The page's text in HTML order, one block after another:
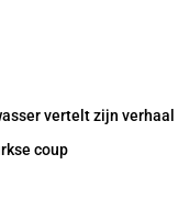
vertelt zijn verhaal
coup